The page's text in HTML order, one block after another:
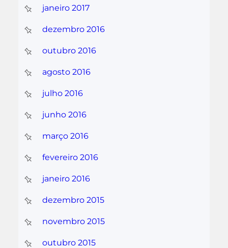
janeiro 2017
dezembro 2016
outubro 2016
agosto 2016
julho 2016
junho 2016
março 2016
fevereiro 2016
janeiro 2016
dezembro 2015
novembro 2015
outubro 2015